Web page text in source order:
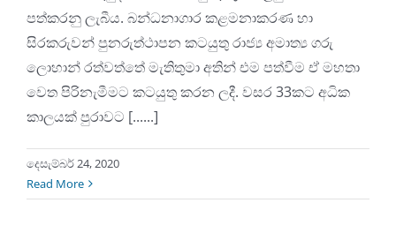
පත්කරනු ලැබීය. බන්ධනාගාර කළමනාකරණ හා
සිරකරුවන් පුනරුත්ථාපන කටයුතු රාජ්‍ය අමාත්‍ය ගරු
ලොහාන් රත්වත්තේ මැතිතුමා අතින් එම පත්වීම ඒ මහතා
වෙත පිරිනැමීමට කටයුතු කරන ලදී. වසර 33කට අධික
කාලයක් පුරාවට [......]
දෙසැම්බර් 24, 2020
Read More